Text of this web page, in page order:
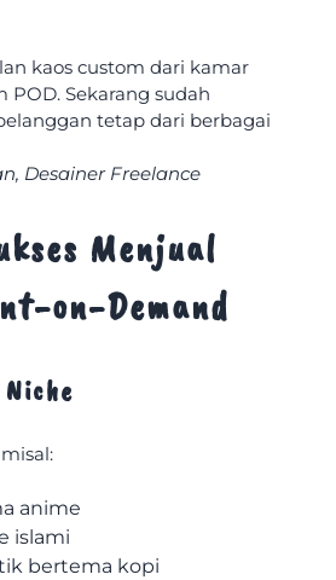
kaos custom dari kamar
POD. Sekarang sudah
tetap dari berbagai
Desainer Freelance
Menjual
on-Demand
anime
islami
bertema kopi